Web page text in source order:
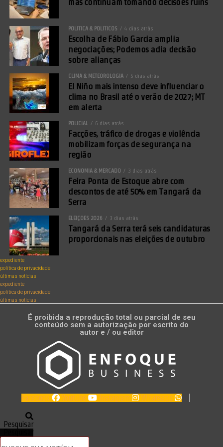
POLÍTICA & POLÍTICOS 4 dias atrás
Escolha de Fábio Garcia amplia
negociações; Podemos adia decisão
sobre alianças
CLIMA & METEOROLOGIA 5 dias atrás
El Niño mais intenso deve influenciar o
clima no Brasil até o verão de 2027; MT
em alerta
POLICIAL 6 dias atrás
Facções, tráfico de drogas e violência
mobilizam forças de segurança na
região
ECONOMIA & MERCADO 3 dias atrás
Feira Ponta de Estoque abre com
descontos de até 50% em Tangará da
Serra
ELEIÇÕES 2026 3 dias atrás
Tangará da Serra terá seis candidaturas
proporcionais nas eleições de outubro
expediente
política de privacidade
últimas notícias
expediente
política de privacidade
últimas notícias
É proibida a reprodução total ou parcial de seu
conteúdo sem a autorização por escrito do
autor e / ou editor
Facebook Youtube Instagram Whatsapp
Pesquisar
Pesquisar